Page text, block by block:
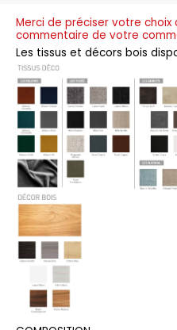
Merci de préciser votre
commentaire de votre
Les tissus et décors bois